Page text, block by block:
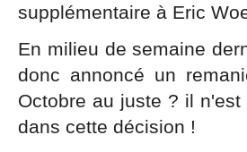
supplémentaire à Eric
En milieu de semaine
donc annoncé un
Octobre au juste ? il
dans cette décision !